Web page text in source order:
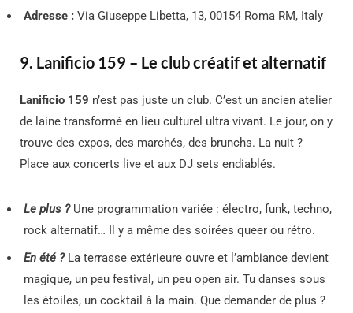
Adresse : Via Giuseppe Libetta, 13, 00154 Roma RM, Italy
9. Lanificio 159 – Le club créatif et alternatif
Lanificio 159 n’est pas juste un club. C’est un ancien atelier
de laine transformé en lieu culturel ultra vivant. Le jour, on y
trouve des expos, des marchés, des brunchs. La nuit ?
Place aux concerts live et aux DJ sets endiablés.
Le plus ?Une programmation variée : électro, funk, techno,
rock alternatif… Il y a même des soirées queer ou rétro.
En été ?La terrasse extérieure ouvre et l’ambiance devient
magique, un peu festival, un peu open air. Tu danses sous
les étoiles, un cocktail à la main. Que demander de plus ?